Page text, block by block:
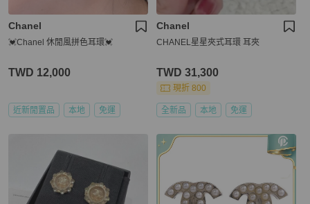
Chanel
💓Chanel 休閒風拼色耳環💓
TWD 12,000
近新閒置品 本地 免運
Chanel
CHANEL星星夾式耳環 耳夾
TWD 31,300
現折 800
全新品 本地 免運